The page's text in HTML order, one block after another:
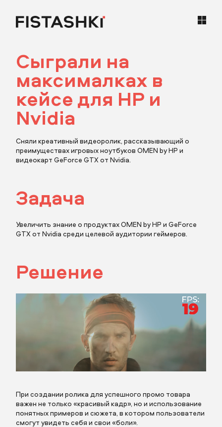
кейсы
статьи
карьера
контакты
Сыграли на
максималках в
кейсе для HP и
Nvidia
Сняли креативный видеоролик, рассказывающий о
преимуществах игровых ноутбуков OMEN by HP и
видеокарт GeForce GTX от Nvidia.
Задача
Увеличить знание о продуктах OMEN by HP и GeForce
GTX от Nvidia среди целевой аудитории геймеров.
Решение
При создании ролика для успешного промо товара
важен не только «красивый кадр», но и использование
понятных примеров и сюжета, в котором пользователи
смогут увидеть себя и свои «боли».
Заполните поля
Заполните поля